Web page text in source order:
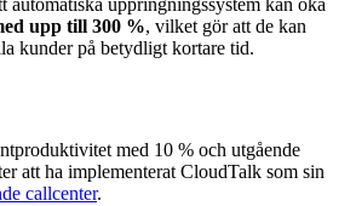
automatiska uppringningssystem kan öka
upp till 300 %, vilket gör att de kan
kunder på betydligt kortare tid.
med 10 % och utgående
att ha implementerat CloudTalk som sin
callcenter.